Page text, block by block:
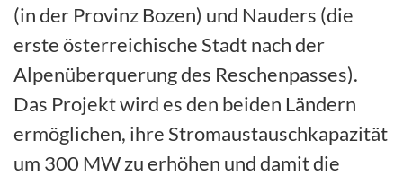
(in der Provinz Bozen) und Nauders (die
erste österreichische Stadt nach der
Alpenüberquerung des Reschenpasses).
Das Projekt wird es den beiden Ländern
ermöglichen, ihre Stromaustauschkapazität
um 300 MW zu erhöhen und damit die